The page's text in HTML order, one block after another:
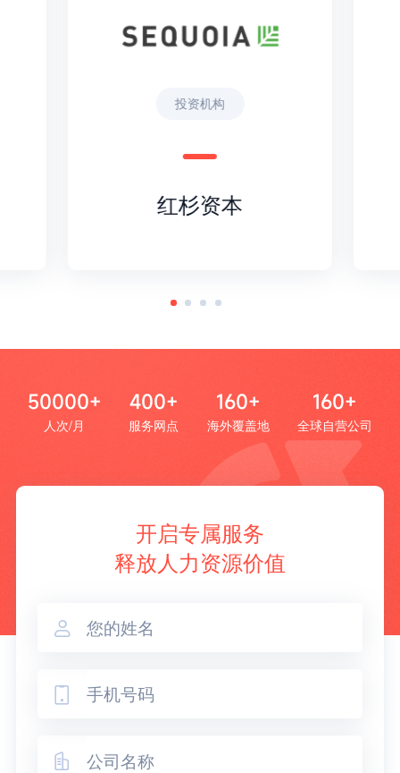
投资机构
红杉资本
50000+
人次/月
400+
服务网点
160+
海外覆盖地
160+
全球自营公司
开启专属服务
释放人力资源价值


